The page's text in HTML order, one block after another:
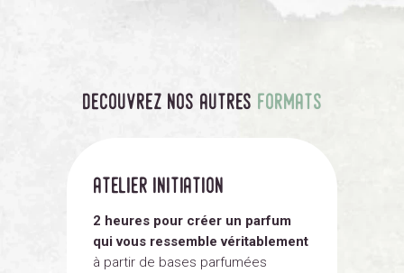
decouvrez nos autres formats
atelier initiation
2 heures pour créer un parfum
qui vous ressemble véritablement
à partir de bases parfumées